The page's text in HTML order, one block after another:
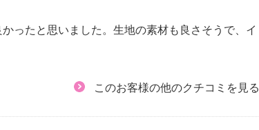
ったと思いました。生地の素材も良さそうで、イ
このお客様の他のクチコミを見る